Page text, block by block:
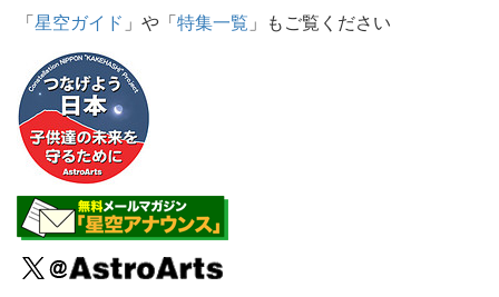
「星空ガイド 」や「特集一覧 」もご覧ください